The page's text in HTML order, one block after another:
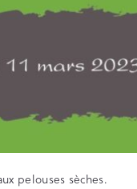
pelouses sèches.